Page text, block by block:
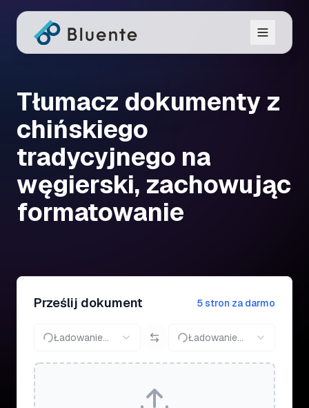
Tłumacz dokumenty z
chińskiego
tradycyjnego na
węgierski, zachowując
formatowanie
Prześlij dokument 5 stron za darmo
Ładowanie... Ładowanie...